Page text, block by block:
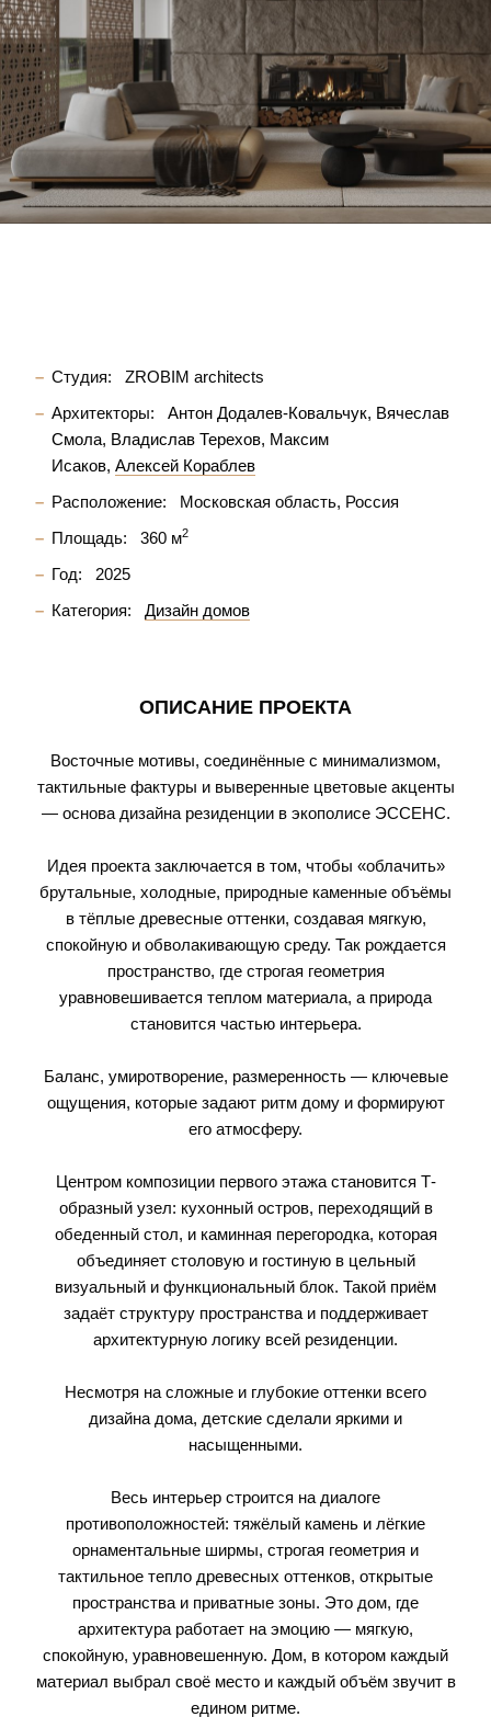
Студия:
ZROBIM architects
Архитекторы:
Антон Додалев-Ковальчук Вячеслав
Смола Владислав Терехов Максим
Исаков Алексей Кораблев
Расположение:
Московская область, Россия
Площадь:
360 м2
Год:
2025
Категория:
Дизайн домов
ОПИСАНИЕ ПРОЕКТА
Восточные мотивы, соединённые с минимализмом,
тактильные фактуры и выверенные цветовые акценты
— основа дизайна резиденции в экополисе ЭССЕНС.
Идея проекта заключается в том, чтобы «облачить»
брутальные, холодные, природные каменные объёмы
в тёплые древесные оттенки, создавая мягкую,
спокойную и обволакивающую среду. Так рождается
пространство, где строгая геометрия
уравновешивается теплом материала, а природа
становится частью интерьера.
Баланс, умиротворение, размеренность — ключевые
ощущения, которые задают ритм дому и формируют
его атмосферу.
Центром композиции первого этажа становится Т-
образный узел: кухонный остров, переходящий в
обеденный стол, и каминная перегородка, которая
объединяет столовую и гостиную в цельный
визуальный и функциональный блок. Такой приём
задаёт структуру пространства и поддерживает
архитектурную логику всей резиденции.
Несмотря на сложные и глубокие оттенки всего
дизайна дома, детские сделали яркими и
насыщенными.
Весь интерьер строится на диалоге
противоположностей: тяжёлый камень и лёгкие
орнаментальные ширмы, строгая геометрия и
тактильное тепло древесных оттенков, открытые
пространства и приватные зоны. Это дом, где
архитектура работает на эмоцию — мягкую,
спокойную, уравновешенную. Дом, в котором каждый
материал выбрал своё место и каждый объём звучит в
едином ритме.